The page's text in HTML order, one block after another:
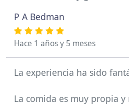
P A Bedman
Hace 1 años y 5 meses
La experiencia ha sido
La comida es muy propia